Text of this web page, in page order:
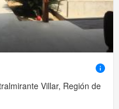
Villar, Región de